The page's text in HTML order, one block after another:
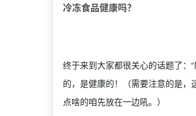
冷冻食品健康吗？
终于来到大家都很关心的话题了：
的，是健康的！（需要注意的是
点啥的咱先放在一边吼。）